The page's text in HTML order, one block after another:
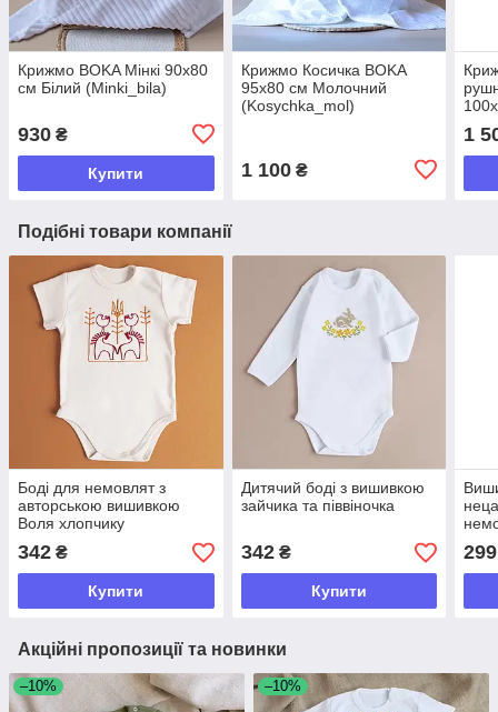
Крижмо BOKA Мінкі 90х80
см Білий (Minki_bila)
930 ₴
Купити
Крижмо Косичка BOKA
95x80 см Молочний
(Kosychka_mol)
1 100₴
1
Подібні товари компанії
Боді для немовлят з
авторською вишивкою
Воля хлопчику
342 ₴
Купити
Дитячий боді з вишивкою
зайчика та піввіночка
342₴
Купити
299
Акційні пропозиції та новинки
–10% –10%